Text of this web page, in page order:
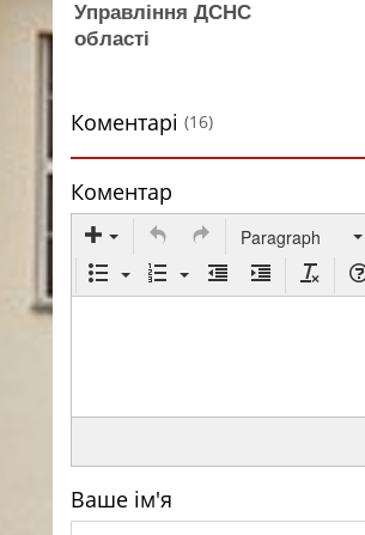
Управління ДСНС
області
Коментарі (16)
Коментар
Paragraph
Ваше ім'я